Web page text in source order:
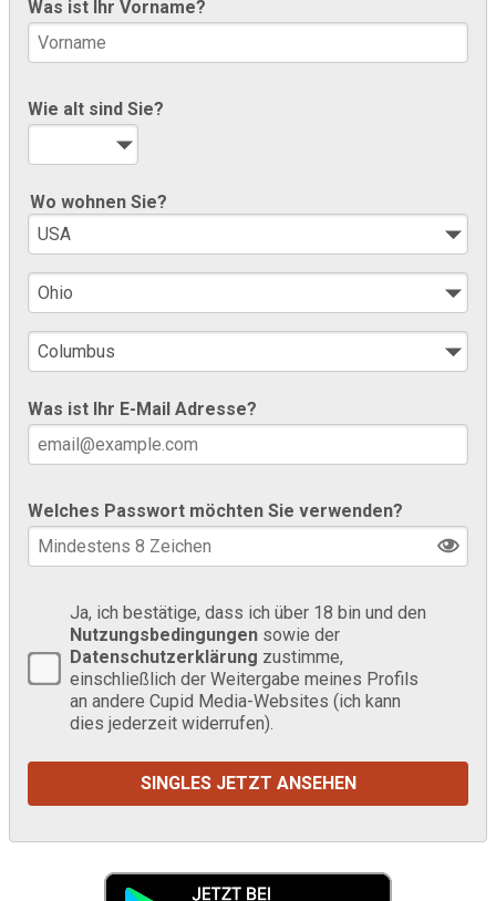
Was ist Ihr Vorname?
Wie alt sind Sie?
Wo wohnen Sie?
Was ist Ihr E-Mail Adresse?
Welches Passwort möchten Sie verwenden?
Ja, ich bestätige, dass ich über 18 bin und den
Nutzungsbedingungen sowie der
Datenschutzerklärung zustimme,
einschließlich der Weitergabe meines Profils
an andere Cupid Media-Websites (ich kann
dies jederzeit widerrufen).